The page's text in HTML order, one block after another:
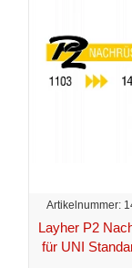
Artikelnummer:
Layher P2
für UNI